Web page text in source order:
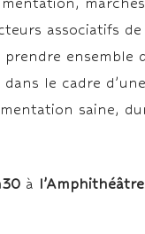
associatifs de
ensemble
le cadre
saine,
à